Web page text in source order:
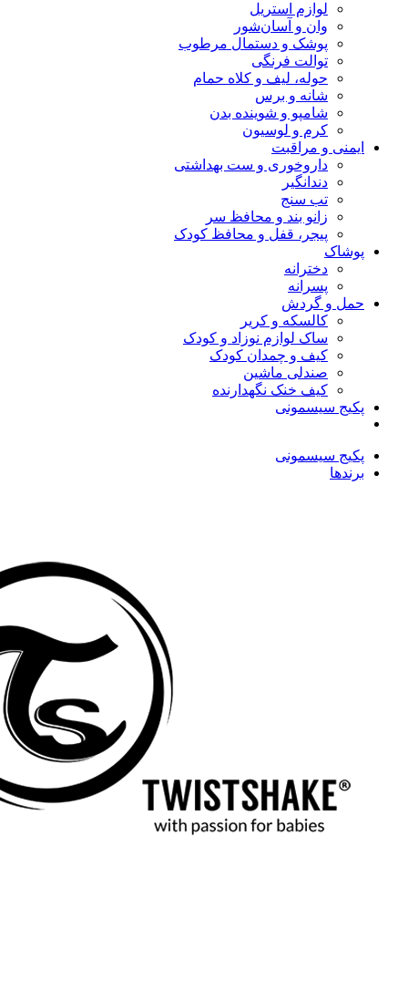
لوازم استریل
وان و آسان‌شور
پوشک و دستمال مرطوب
توالت فرنگی
حوله، لیف و کلاه حمام
شانه و برس
شامپو و شوینده بدن
کرم و لوسیون
ایمنی و مراقبت
داروخوری و ست بهداشتی
دندانگیر
تب‌ سنج
زانو بند و محافظ سر
پیجر، قفل و محافظ کودک
پوشاک
دخترانه
پسرانه
حمل و گردش
کالسکه و کریر
ساک لوازم نوزاد و کودک
کیف و چمدان کودک
صندلی ماشین
کیف خنک نگهدارنده
پکیج سیسمونی
پکیج سیسمونی
برندها